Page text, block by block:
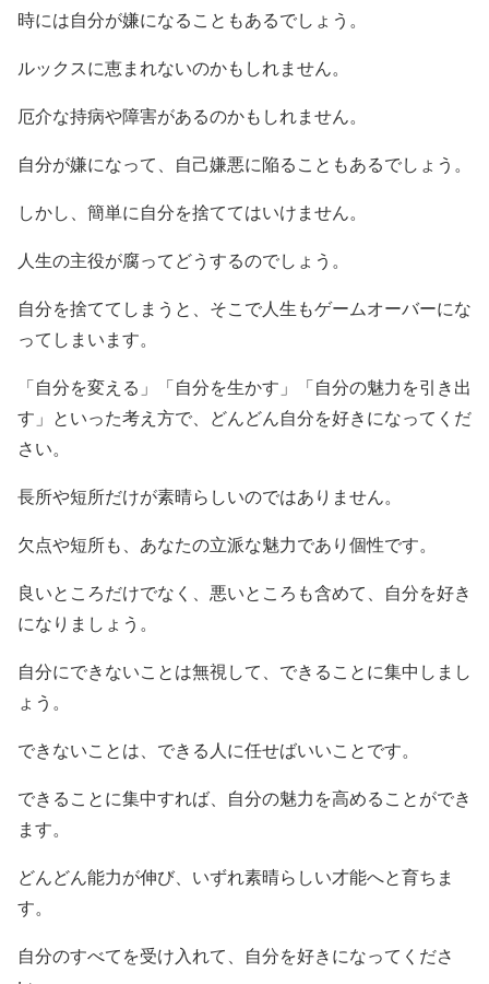
時には自分が嫌になることもあるでしょう。
ルックスに恵まれないのかもしれません。
厄介な持病や障害があるのかもしれません。
自分が嫌になって、自己嫌悪に陥ることもあるでしょう。
しかし、簡単に自分を捨ててはいけません。
人生の主役が腐ってどうするのでしょう。
自分を捨ててしまうと、そこで人生もゲームオーバーにな
ってしまいます。
「自分を変える」「自分を生かす」「自分の魅力を引き出
す」といった考え方で、どんどん自分を好きになってくだ
さい。
長所や短所だけが素晴らしいのではありません。
欠点や短所も、あなたの立派な魅力であり個性です。
良いところだけでなく、悪いところも含めて、自分を好き
になりましょう。
自分にできないことは無視して、できることに集中しまし
ょう。
できないことは、できる人に任せばいいことです。
できることに集中すれば、自分の魅力を高めることができ
ます。
どんどん能力が伸び、いずれ素晴らしい才能へと育ちま
す。
自分のすべてを受け入れて、自分を好きになってくださ